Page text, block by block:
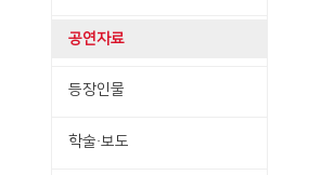
공연자료
등장인물
학술·보도